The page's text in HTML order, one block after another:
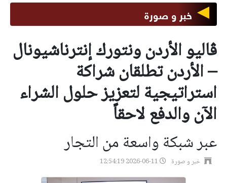
خبر و صورة
ڤاليو الأردن ونتورك إنترناشيونال
– الأردن تطلقان شراكة
استراتيجية لتعزيز حلول الشراء
الآن والدفع لاحقاً
عبر شبكة واسعة من التجار
خبر و صورة